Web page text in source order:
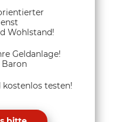
Wohlstand!
Geldanlage!
testen!